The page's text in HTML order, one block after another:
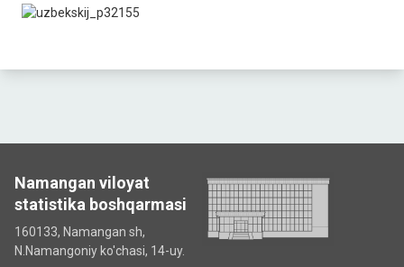
Namangan viloyat
statistika boshqarmasi
160133, Namangan sh,
N.Namangoniy ko'chasi, 14-uy.